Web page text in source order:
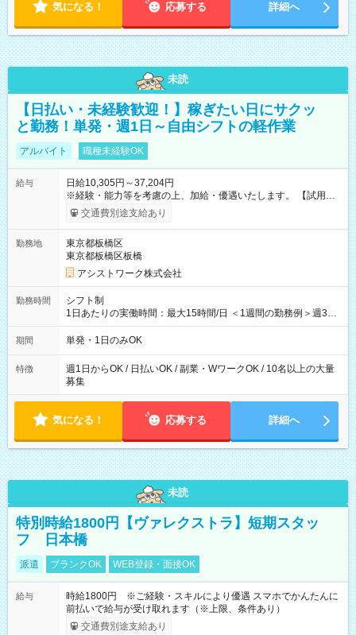
気になる！ 応募する 詳細へ
未読
【日払い・未経験歓迎！】稼ぎたい日にサクッ
と勤務！単発・週1日～自由シフトの軽作業
アルバイト 職種未経験OK
給与
日給10,305円～37,204円
※経験・能力等を考慮の上、加給・優遇いたします。 【試用期
間】試用期間なし
交通費別途支給あり
勤務地
東京都板橋区
東京都板橋区板橋
アシストワーク株式会社
勤務時間
シフト制
1日あたりの実働時間：最大15時間/日 ＜1週間の勤務例＞週3回
勤務 勤務：月・水・金 休み：火・木・土・日 好きな時にお仕事
可能です！ ※1日あたりの最大実働時間は日勤、夜勤共に勤務し
期間 単発・1日のみOK
特徴
週1日からOK / 日払いOK / 副業・WワークOK / 10名以上の大量
募集
気になる！ 応募する 詳細へ
未読
特別時給1800円【ヴァレクストラ】短期スタッ
フ 日本橋
派遣 ブランクOK WEB登録・面接OK
給与
時給1800円 ※ご経験・スキルにより優遇 スマホでかんたんに
前払いで給与が受け取れます（※上限、条件あり）
交通費別途支給あり